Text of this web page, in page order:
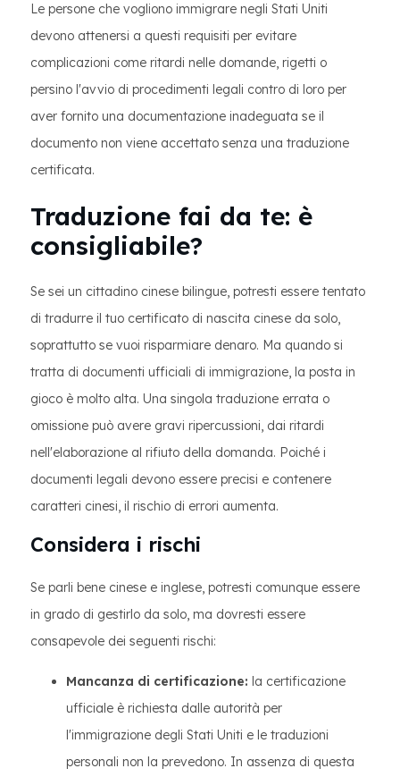
Le persone che vogliono immigrare negli Stati Uniti
devono attenersi a questi requisiti per evitare
complicazioni come ritardi nelle domande, rigetti o
persino l'avvio di procedimenti legali contro di loro per
aver fornito una documentazione inadeguata se il
documento non viene accettato senza una traduzione
certificata.
Traduzione fai da te: è
consigliabile?
Se sei un cittadino cinese bilingue, potresti essere tentato
di tradurre il tuo certificato di nascita cinese da solo,
soprattutto se vuoi risparmiare denaro. Ma quando si
tratta di documenti ufficiali di immigrazione, la posta in
gioco è molto alta. Una singola traduzione errata o
omissione può avere gravi ripercussioni, dai ritardi
nell'elaborazione al rifiuto della domanda. Poiché i
documenti legali devono essere precisi e contenere
caratteri cinesi, il rischio di errori aumenta.
Considera i rischi
Se parli bene cinese e inglese, potresti comunque essere
in grado di gestirlo da solo, ma dovresti essere
consapevole dei seguenti rischi:
Mancanza di certificazione: la certificazione
ufficiale è richiesta dalle autorità per
l'immigrazione degli Stati Uniti e le traduzioni
personali non la prevedono. In assenza di questa